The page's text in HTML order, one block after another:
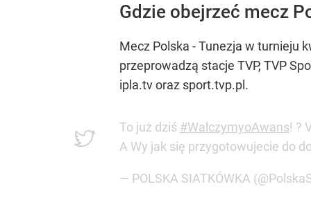
Gdzie obejrzeć mecz
Mecz Polska - Tunezja w turnieju
przeprowadzą stacje TVP, TVP
ipla.tv oraz sport.tvp.pl.
To już dziś #WalczymyoAwans! ?
A Wy jak się przygotowujecie do
— POLSKA SIATKÓWKA